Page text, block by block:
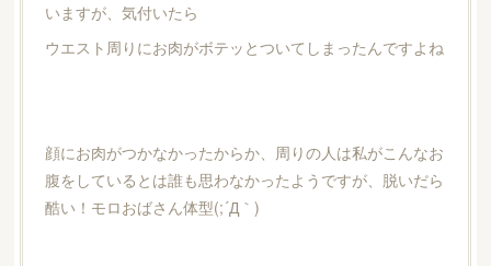
いますが、気付いたら
ウエスト周りにお肉がボテッとついてしまったんですよね
顔にお肉がつかなかったからか、周りの人は私がこんなお
腹をしているとは誰も思わなかったようですが、脱いだら
酷い！モロおばさん体型(;´Д｀)